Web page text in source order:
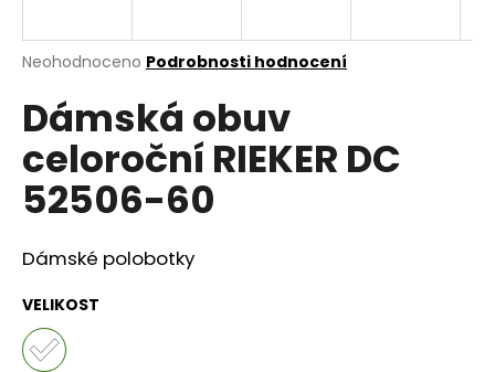
Průměrné
produktu
je
z
5
hvězdiček.
Neohodnoceno Podrobnosti hodnocení
Dámská obuv
celoroční RIEKER DC
52506-60
Dámské polobotky
VELIKOST
j
t
?
D